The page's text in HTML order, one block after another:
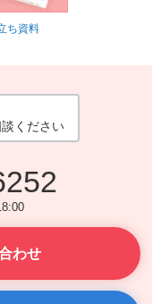
ち資料
ください
わせ